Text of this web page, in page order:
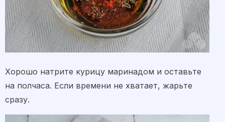
Хорошо натрите курицу маринадом и оставьте
на полчаса. Если времени не хватает, жарьте
сразу.